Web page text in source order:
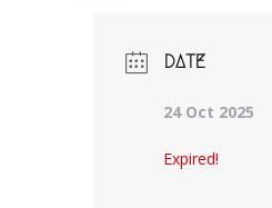
DATE
24 Oct 2025
Expired!